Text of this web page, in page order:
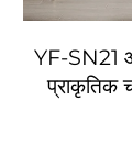
YF-SN21
प्राकृतिक